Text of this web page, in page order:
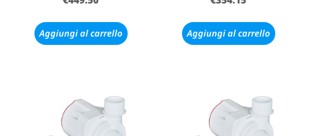
Aggiungi al carrello Aggiungi al carrello